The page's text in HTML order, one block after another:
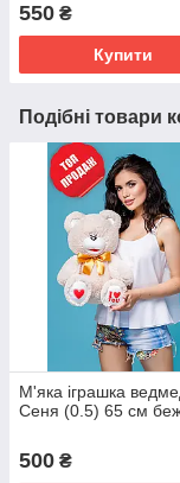
550 ₴
Купити
Подібні товари
М'яка іграшка
Сеня (0.5) 65 см
500 ₴